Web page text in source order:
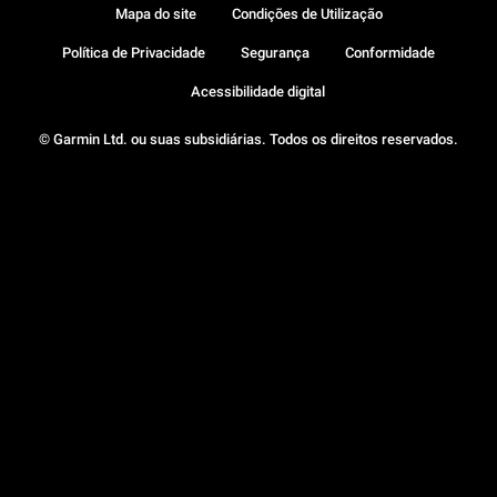
© Garmin Ltd. ou suas subsidiárias. Todos os direitos reservados.
Mapa do site Condições de Utilização
Política de Privacidade Segurança Conformidade
Acessibilidade digital